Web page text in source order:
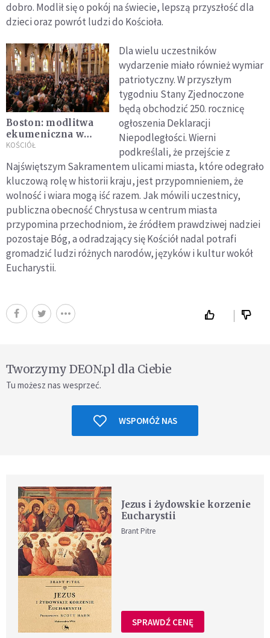
dobro. Modlił się o pokój na świecie, lepszą przyszłość dla
dzieci oraz powrót ludzi do Kościoła.
Boston: modlitwa
ekumeniczna w
intencji ofiar
KOŚCIÓŁ
Dla wielu uczestników
wydarzenie miało również wymiar
patriotyczny. W przyszłym
tygodniu Stany Zjednoczone
będą obchodzić 250. rocznicę
ogłoszenia Deklaracji
Niepodległości. Wierni
podkreślali, że przejście z
Najświętszym Sakramentem ulicami miasta, które odegrało
kluczową rolę w historii kraju, jest przypomnieniem, że
wolność i wiara mogą iść razem. Jak mówili uczestnicy,
publiczna obecność Chrystusa w centrum miasta
przypomina przechodniom, że źródłem prawdziwej nadziei
pozostaje Bóg, a odradzający się Kościół nadal potrafi
gromadzić ludzi różnych narodów, języków i kultur wokół
Eucharystii.
Tworzymy DEON.pl dla Ciebie
Tu możesz nas wesprzeć.
WSPOMÓŻ NAS
Jezus i żydowskie korzenie
Eucharystii
Brant Pitre
SPRAWDŹ CENĘ